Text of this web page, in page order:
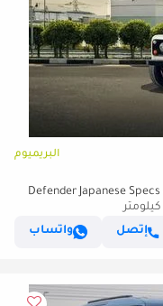
البريميوم
إتصل
واتساب